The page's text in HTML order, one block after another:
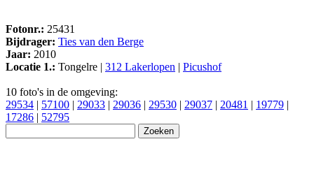
Fotonr.: 25431
Bijdrager: Ties van den Berge
Jaar: 2010
Locatie 1.: Tongelre | 312 Lakerlopen | Picushof
10 foto's in de omgeving:
29534 | 57100 | 29033 | 29036 | 29530 | 29037 | 20481 | 19779 |
17286 | 52795